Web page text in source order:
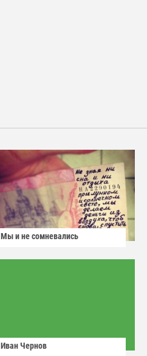
Мы и не сомневались
Иван Чернов